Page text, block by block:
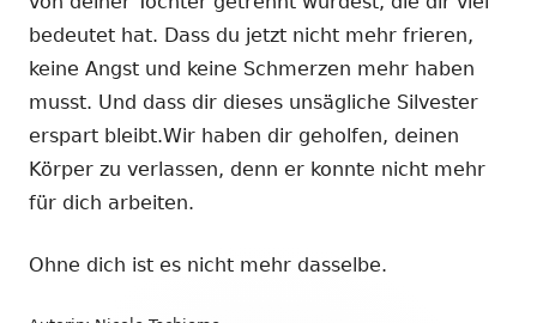
bedeutet hat. Dass du jetzt nicht mehr frieren,
keine Angst und keine Schmerzen mehr haben
musst. Und dass dir dieses unsägliche Silvester
erspart bleibt.Wir haben dir geholfen, deinen
Körper zu verlassen, denn er konnte nicht mehr
für dich arbeiten.
Ohne dich ist es nicht mehr dasselbe.